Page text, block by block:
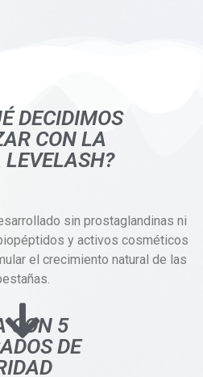
DECIDIMOS
CON LA
sin prostaglandinas ni
y activos cosméticos
el crecimiento natural de las
CON 5
DE